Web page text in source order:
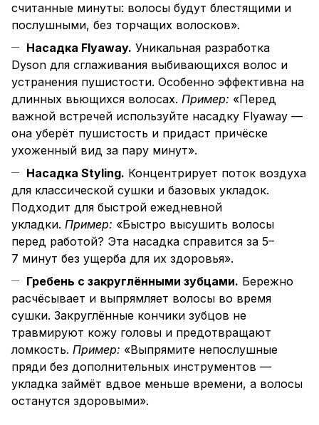
считанные минуты: волосы будут блестящими и
послушными, без торчащих волосков».
Насадка Flyaway. Уникальная разработка
Dyson для сглаживания выбивающихся волос и
устранения пушистости. Особенно эффективна на
длинных вьющихся волосах. Пример: «Перед
важной встречей используйте насадку Flyaway —
она уберёт пушистость и придаст причёске
ухоженный вид за пару минут».
Насадка Styling. Концентрирует поток воздуха
для классической сушки и базовых укладок.
Подходит для быстрой ежедневной
укладки. Пример: «Быстро высушить волосы
перед работой? Эта насадка справится за 5–
7 минут без ущерба для их здоровья».
Гребень с закруглёнными зубцами. Бережно
расчёсывает и выпрямляет волосы во время
сушки. Закруглённые кончики зубцов не
травмируют кожу головы и предотвращают
ломкость. Пример: «Выпрямите непослушные
пряди без дополнительных инструментов —
укладка займёт вдвое меньше времени, а волосы
останутся здоровыми».